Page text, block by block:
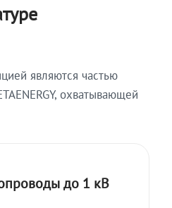
являются частью
охватывающей
до 1 кВ